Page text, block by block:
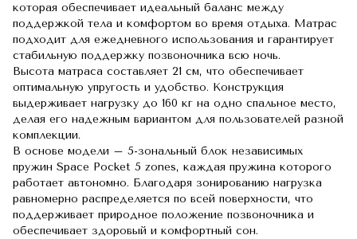
которая обеспечивает идеальный баланс между
поддержкой тела и комфортом во время отдыха. Матрас
подходит для ежедневного использования и гарантирует
стабильную поддержку позвоночника всю ночь.
Высота матраса составляет 21 см, что обеспечивает
оптимальную упругость и удобство. Конструкция
выдерживает нагрузку до 160 кг на одно спальное место,
делая его надежным вариантом для пользователей разной
комплекции.
В основе модели – 5-зональный блок независимых
пружин Space Pocket 5 zones, каждая пружина которого
работает автономно. Благодаря зонированию нагрузка
равномерно распределяется по всей поверхности, что
поддерживает природное положение позвоночника и
обеспечивает здоровый и комфортный сон.